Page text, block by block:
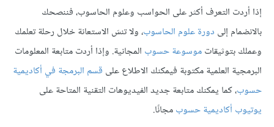
إذا أردت التعرف أكثر على الحواسب وعلوم الحاسوب، فننصحك
بالانضمام إلى دورة علوم الحاسوب، ولا تنسَ الاستعانة خلال رحلة تعلمك
وعملك بتوثيقاتموسوعة حسوب المجانية. وإذا أردت متابعة المعلومات
البرمجية العلمية مكتوبة فيمكنك الاطلاع على قسم البرمجة في أكاديمية
حسوب، كما يمكنك متابعة جديد الفيديوهات التقنية المتاحة على
يوتيوب أكاديمية حسوبمجانًا.